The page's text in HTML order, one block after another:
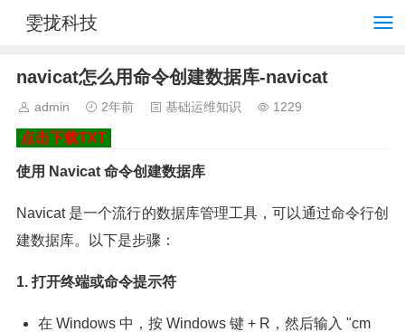
雯拢科技
navicat怎么用命令创建数据库-navicat
admin 2年前 基础运维知识 1229
点击下载TXT
使用 Navicat 命令创建数据库
Navicat 是一个流行的数据库管理工具，可以通过命令行创
建数据库。以下是步骤：
1. 打开终端或命令提示符
在 Windows 中，按 Windows 键 + R，然后输入 "cm